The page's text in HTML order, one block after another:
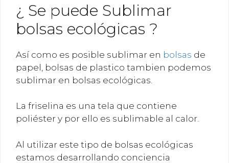
¿ Se puede Sublimar
bolsas ecológicas ?
Así como es posible sublimar en bolsas de
papel, bolsas de plastico tambien podemos
sublimar en bolsas ecológicas.
La friselina es una tela que contiene
poliéster y por ello es sublimable al calor.
Al utilizar este tipo de bolsas ecológicas
estamos desarrollando conciencia